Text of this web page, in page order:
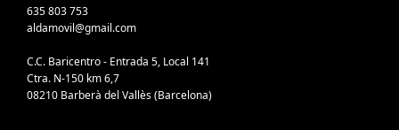
635 803 753
aldamovil@gmail.com
C.C. Baricentro - Entrada 5, Local 141
Ctra. N-150 km 6,7
08210 Barberà del Vallès (Barcelona)